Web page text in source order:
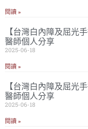
閱讀 »
【台灣白內障及屈光
醫師個人分享
2025-06-18
閱讀 »
【台灣白內障及屈光
醫師個人分享
2025-06-18
閱讀 »